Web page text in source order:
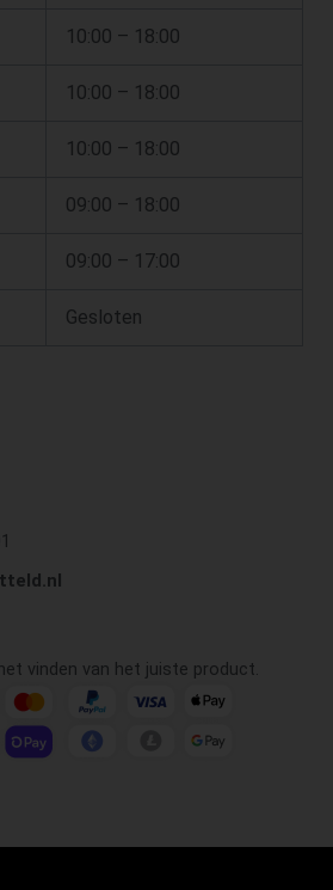
10:00 – 18:00
10:00 – 18:00
10:00 – 18:00
09:00 – 18:00
09:00 – 17:00
Gesloten
vinden van het juiste product.